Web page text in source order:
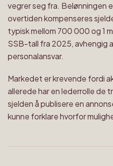
vegrer seg fra. Belønningen
overtiden kompenseres
typisk mellom 700 000 og 1
SSB-tall fra 2025, avhengig
personalansvar.
Markedet er krevende fordi
allerede har en lederrolle de
sjelden å publisere en
kunne forklare hvorfor